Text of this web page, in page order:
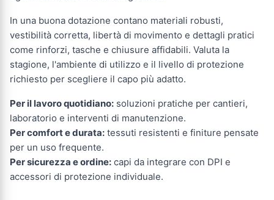
In una buona dotazione contano materiali robusti,
vestibilità corretta, libertà di movimento e dettagli pratici
come rinforzi, tasche e chiusure affidabili. Valuta la
stagione, l'ambiente di utilizzo e il livello di protezione
richiesto per scegliere il capo più adatto.
Per il lavoro quotidiano: soluzioni pratiche per cantieri,
laboratorio e interventi di manutenzione.
Per comfort e durata: tessuti resistenti e finiture pensate
per un uso frequente.
Per sicurezza e ordine: capi da integrare con DPI e
accessori di protezione individuale.